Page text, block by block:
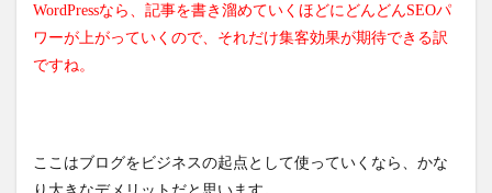
WordPressなら、記事を書き溜めていくほどにどんどんSEOパ
ワーが上がっていくので、それだけ集客効果が期待できる訳
ですね。
ここはブログをビジネスの起点として使っていくなら、かな